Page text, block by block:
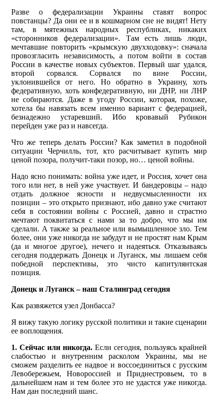
Разве о федерализации Украины ставят вопрос
повстанцы? Да они ее и в кошмарном сне не видят! Нету
там, в мятежных народных республиках, никаких
«сторонников федерализации». Там есть лишь люди,
мечтавшие повторить «крымскую двухходовку»: сначала
провозгласить независимость, а потом войти в состав
России в качестве новых субъектов. Первый шаг удался,
второй сорвался. Сорвался по вине России,
уклонившейся от него. Но обратно в Украину, хоть
федеративную, хоть конфедеративную, ни ДНР, ни ЛНР
не собираются. Даже в угоду России, которая, похоже,
хотела бы навязать всем именно вариант с федерацией,
безнадежно устаревший. Ибо кровавый Рубикон
перейден уже раз и навсегда.
Что же теперь делать России? Как заметил в подобной
ситуации Черчилль, тот, кто расчитывает купить мир
ценой позора, получит-таки позор, но… ценой войны.
Надо ясно понимать: война уже идет, и Россия, хочет она
того или нет, в ней уже участвует. И бандеровцы – надо
отдать должное ясности и недвусмысленности их
позиции – это открыто признают, ибо давно уже считают
себя в состоянии войны с Россией, давно и страстно
мечтают поквитаться с нами за то добро, что мы им
сделали. А также за реальное или вымышленное зло. Тем
более, они уже никогда не забудут и не простят нам Крым
(да и многое другое), нечего и надеяться. Отказываясь
сегодня поддержать Донецк и Луганск, мы лишаем себя
победной перспективы, это чисто капитулянтская
позиция.
Донецк и Луганск – наш Сталинград сегодня
Как развяжется узел Донбасса?
Я вижу такую логику русской политики и такие сценарии
ее воплощения.
1. Сейчас или никогда. Если сегодня, пользуясь крайней
слабостью и внутренним расколом Украины, мы не
сможем разделить ее надвое и воссоединиться с русским
Левобережьем, Новороссией и Приднестровьем, то в
дальнейшем нам и тем более это не удастся уже никогда.
Нам дан последний шанс.